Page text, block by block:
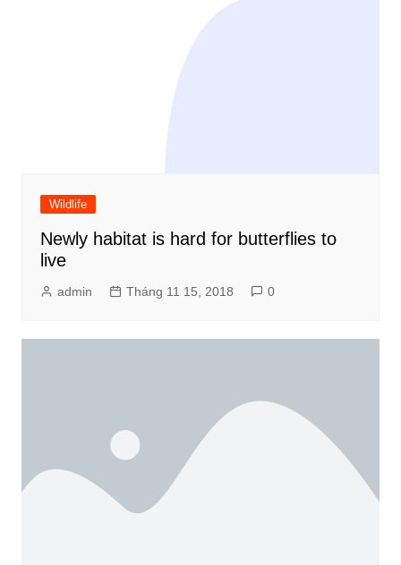
Wildlife
Newly habitat is hard for butterflies to
live
admin Tháng 11 15, 2018 0